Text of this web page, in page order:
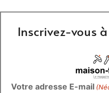
Inscrivez-vous
Votre adresse E-mail